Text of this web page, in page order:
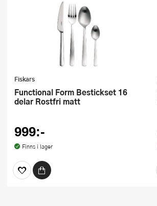
Fiskars
Functional Form Bestickset 16
delar Rostfri matt
999:-
Finns i lager